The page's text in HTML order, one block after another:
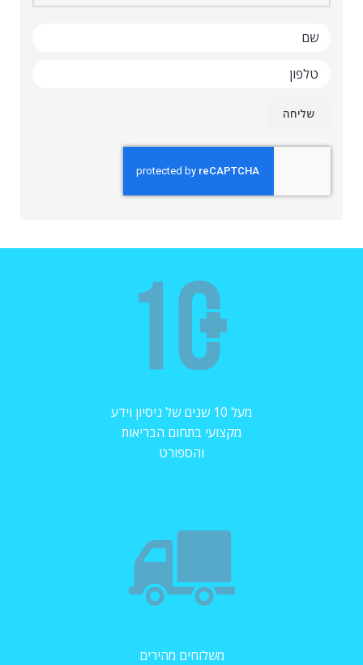
מעל 10 שנים של ניסיון וידע
מקצועי בתחום הבריאות
והספורט
משלוחים מהירים